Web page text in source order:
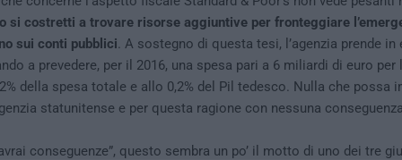
si costretti a trovare risorse aggiuntive per fronteggiare
sui conti pubblici. A sostegno di questa tesi, l’agenzia prende in
a prevedere, per il 2016, una spesa pari a 6 miliardi di euro per
della spesa totale e allo 0,2% del Pil tedesco. Nulla che possa
statunitense e per questa ragione con nessuna
conseguenze”, questo sembra un po’ il motto di uno dei tre